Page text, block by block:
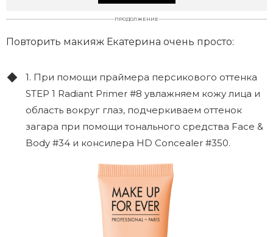
ПРОДОЛЖЕНИЕ
Повторить макияж Екатерина очень просто:
1. При помощи праймера персикового оттенка
STEP 1 Radiant Primer #8 увлажняем кожу лица и
область вокруг глаз, подчеркиваем оттенок
загара при помощи тонального средства Face &
Body #34 и консилера HD Concealer #350.